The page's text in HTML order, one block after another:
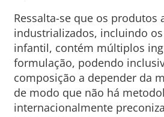
Ressalta-se que os produtos
industrializados, incluindo
infantil, contém múltiplos
formulação, podendo
composição a depender da
de modo que não há
internacionalmente